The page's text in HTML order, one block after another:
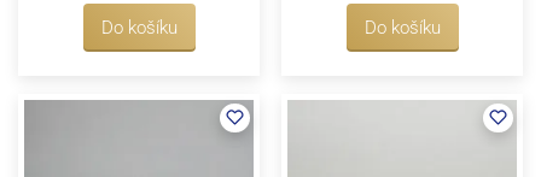
Do košíku Do košíku